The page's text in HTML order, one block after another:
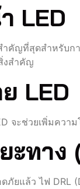
LED
คัญที่สุดสำหรับก
งสำคัญ
LED
จะช่วยเพิ่มควา
ะทาง
ภัยแล้ว ไฟ DRL